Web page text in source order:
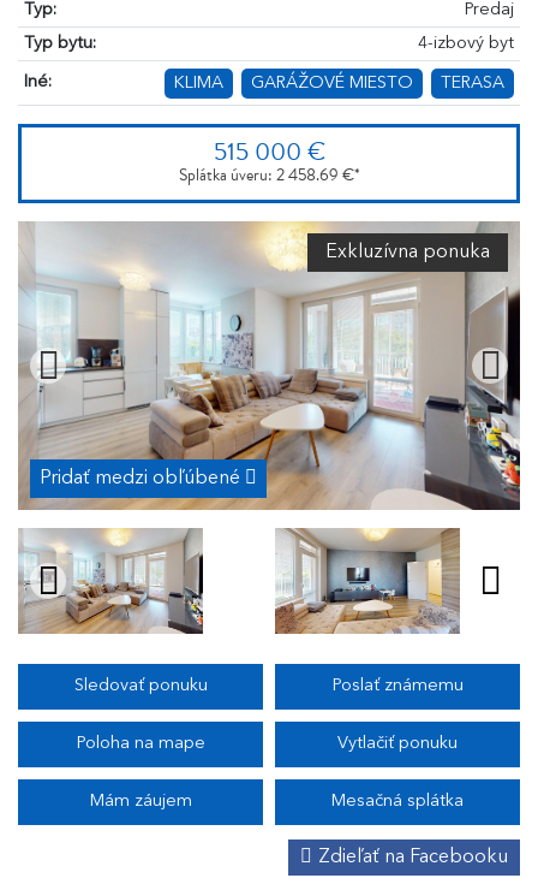
Typ:
Predaj
Typ bytu:
4-izbový byt
Iné: KLIMA GARÁŽOVÉ MIESTO TERASA
515 000 €
Splátka úveru:2 458.69 €*
Exkluzívna ponuka
Pridať medzi obľúbené
Sledovať ponuku Poslať známemu
Poloha na mape Vytlačiť ponuku
Mám záujem Mesačná splátka
Zdieľať na Facebooku